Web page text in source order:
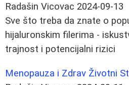
Radašin Vicovac 2024-09-13
Sve što treba da znate o
hijaluronskim filerima -
trajnost i potencijalni rizici
Menopauza i Zdrav Životni